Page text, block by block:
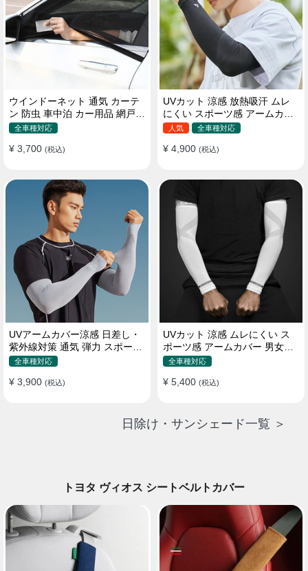
ウインドーネット 通気 カーテ
ン 防虫 車中泊 カー用品 網戸
取付簡単
全車種対応
¥ 3,700 (税込)
UVカット 涼感 放熱吸汗 ムレ
にくい スポーツ感 アームカバ
ー 男女汎用
人気 全車種対応
¥ 4,900 (税込)
UVアームカバー涼感 日差し・
紫外線対策 通気 弾力 スポーツ
感 メンズ
全車種対応
¥ 3,900 (税込)
UVカット 涼感 ムレにくい ス
ポーツ感 アームカバー 男女汎
用 xs-xxl
全車種対応
¥ 5,400 (税込)
日除け・サンシェード一覧 ＞
トヨタ ヴィオス シートベルトカバー